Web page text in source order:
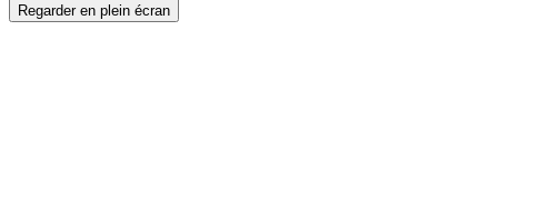
Regarder en plein écran